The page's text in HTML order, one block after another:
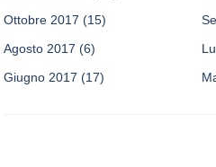
Ottobre 2017 (15)
Agosto 2017 (6)
Giugno 2017 (17)